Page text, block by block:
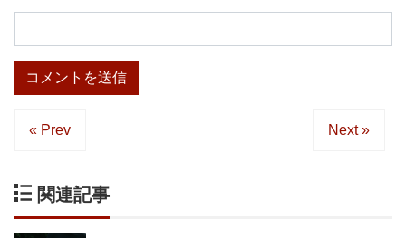
« Prev Next »
関連記事